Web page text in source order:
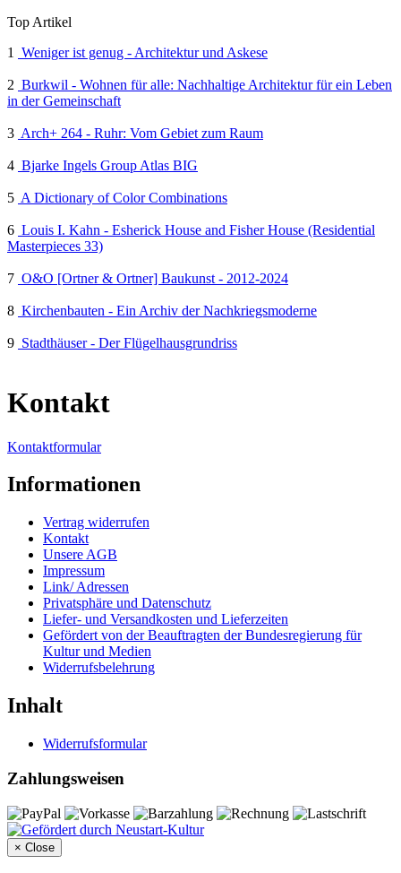
Top Artikel
1
Weniger ist genug - Architektur und Askese
2 Burkwil - Wohnen für alle: Nachhaltige Architektur für ein Leben
in der Gemeinschaft
3 Arch+ 264 - Ruhr: Vom Gebiet zum Raum
4 Bjarke Ingels Group Atlas BIG
5 A Dictionary of Color Combinations
6 Louis I. Kahn - Esherick House and Fisher House (Residential
Masterpieces 33)
7 O&O [Ortner & Ortner] Baukunst - 2012-2024
8 Kirchenbauten - Ein Archiv der Nachkriegsmoderne
9 Stadthäuser - Der Flügelhausgrundriss
Kontakt
Kontaktformular
Informationen
Vertrag widerrufen
Kontakt
Unsere AGB
Impressum
Link/ Adressen
Privatsphäre und Datenschutz
Liefer- und Versandkosten und Lieferzeiten
Gefördert von der Beauftragten der Bundesregierung für
Kultur und Medien
Widerrufsbelehrung
Inhalt
Widerrufsformular
Zahlungsweisen
× Close